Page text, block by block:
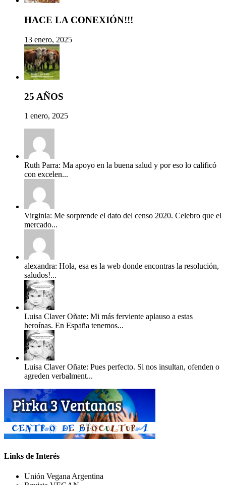
HACE LA CONEXIÓN!!!
13 enero, 2025
25 AÑOS
1 enero, 2025
Ruth Parra: Ma apoyo en la buena salud y por eso lo calificó
con excelen...
Virginia: Me sorprende el dato del censo 2020. Celebro que el
mercado...
alexandra: Hola, esa es la web donde encontras la resolución,
saludos!...
Luisa Claver Oñate: Mi más ferviente aplauso a estas
heroínas. En España tenemos...
Luisa Claver Oñate: Pues perfecto. Si nos insultan, ofenden o
agreden verbalment...
Links de Interés
Unión Vegana Argentina